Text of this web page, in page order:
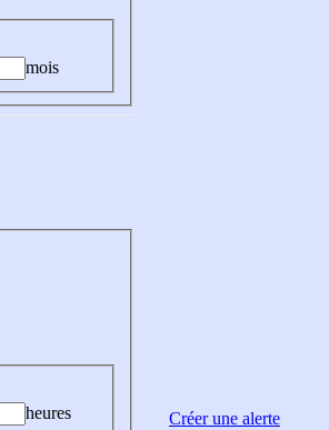
mois
heures
Créer une alerte